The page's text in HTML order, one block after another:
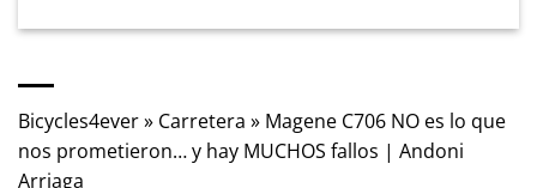
Bicycles4ever» Carretera » Magene C706 NO es lo que
nos prometieron… y hay MUCHOS fallos | Andoni
Arriaga